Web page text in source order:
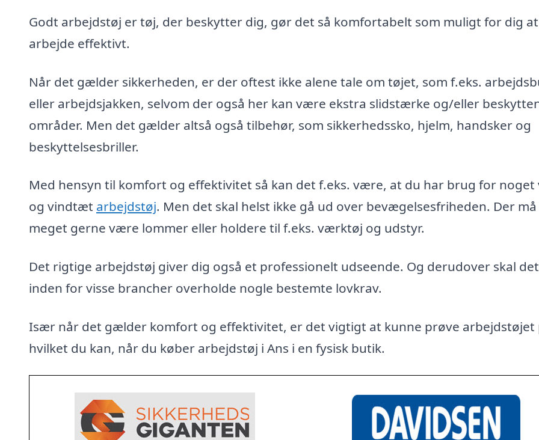
Godt arbejdstøj er tøj, der beskytter dig, gør det så komfortabelt som muligt for dig at
arbejde effektivt.
Når det gælder sikkerheden, er der oftest ikke alene tale om tøjet, som f.eks.
eller arbejdsjakken, selvom der også her kan være ekstra slidstærke og/eller
områder. Men det gælder altså også tilbehør, som sikkerhedssko, hjelm, handsker og
beskyttelsesbriller.
Med hensyn til komfort og effektivitet så kan det f.eks. være, at du har brug for noget
og vindtæt arbejdstøj. Men det skal helst ikke gå ud over bevægelsesfriheden. Der
meget gerne være lommer eller holdere til f.eks. værktøj og udstyr.
Det rigtige arbejdstøj giver dig også et professionelt udseende. Og derudover skal det
inden for visse brancher overholde nogle bestemte lovkrav.
Især når det gælder komfort og effektivitet, er det vigtigt at kunne prøve arbejdstøjet
hvilket du kan, når du køber arbejdstøj i Ans i en fysisk butik.